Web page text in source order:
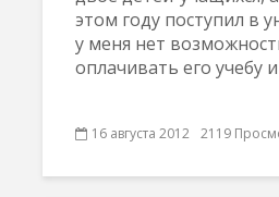
этом году поступил в
у меня нет
оплачивать его учебу
16 августа 2012 2119